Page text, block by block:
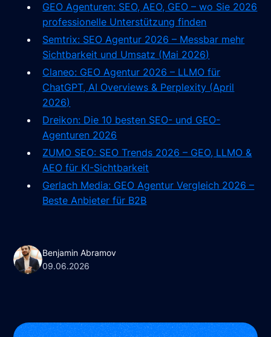
GEO Agenturen: SEO, AEO, GEO – wo Sie 2026
professionelle Unterstützung finden
Semtrix: SEO Agentur 2026 – Messbar mehr
Sichtbarkeit und Umsatz (Mai 2026)
Claneo: GEO Agentur 2026 – LLMO für
ChatGPT, AI Overviews & Perplexity (April
2026)
Dreikon: Die 10 besten SEO- und GEO-
Agenturen 2026
ZUMO SEO: SEO Trends 2026 – GEO, LLMO &
AEO für KI-Sichtbarkeit
Gerlach Media: GEO Agentur Vergleich 2026 –
Beste Anbieter für B2B
Benjamin Abramov
09.06.2026